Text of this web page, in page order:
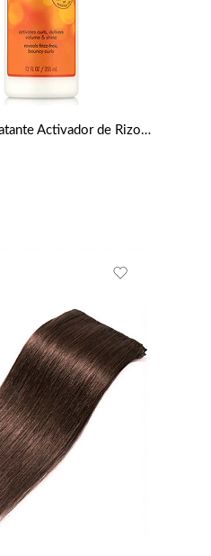
Crema Hidratante Activador de Rizos de 355 ml de Cantu